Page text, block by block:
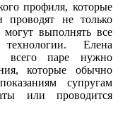
профиля, которые
проводят не только
выполнять все
технологии. Елена
всего паре нужно
которые обычно
супругам
или проводится